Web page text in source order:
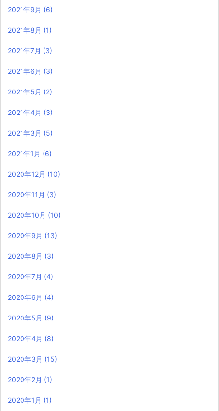
2021年9月 (6)
2021年8月 (1)
2021年7月 (3)
2021年6月 (3)
2021年5月 (2)
2021年4月 (3)
2021年3月 (5)
2021年1月 (6)
2020年12月 (10)
2020年11月 (3)
2020年10月 (10)
2020年9月 (13)
2020年8月 (3)
2020年7月 (4)
2020年6月 (4)
2020年5月 (9)
2020年4月 (8)
2020年3月 (15)
2020年2月 (1)
2020年1月 (1)